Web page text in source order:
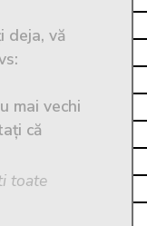
deja, vă
mai vechi
că
toate